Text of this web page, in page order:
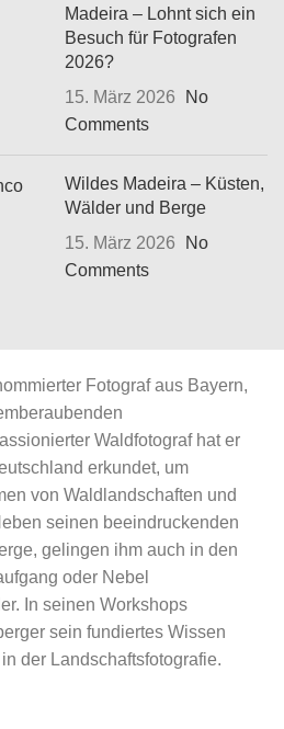
Madeira – Lohnt sich ein
Besuch für Fotografen
2026?
15. März 2026
No
Comments
Wildes Madeira – Küsten,
Wälder und Berge
15. März 2026
No
Comments
Fotograf aus Bayern,
Waldfotograf hat er
erkundet, um
von Waldlandschaften und
seinen beeindruckenden
gelingen ihm auch in den
oder Nebel
In seinen Workshops
sein fundiertes Wissen
der Landschaftsfotografie.